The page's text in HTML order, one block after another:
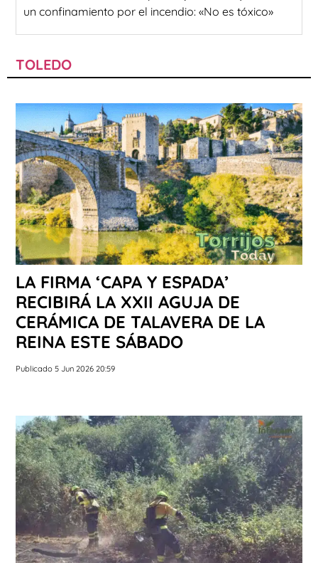
un confinamiento por el incendio: «No es tóxico»
TOLEDO
LA FIRMA ‘CAPA Y ESPADA’
RECIBIRÁ LA XXII AGUJA DE
CERÁMICA DE TALAVERA DE LA
REINA ESTE SÁBADO
Publicado 5 Jun 2026 20:59